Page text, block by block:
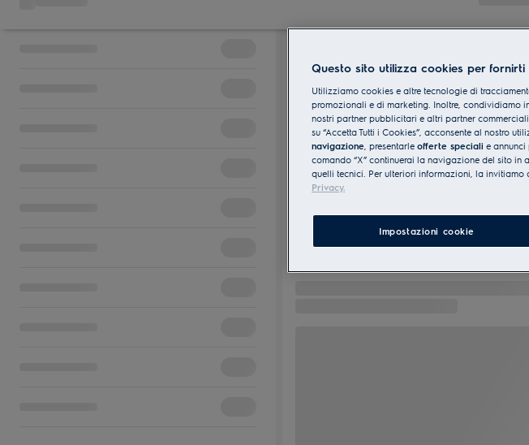
Questo sito utilizza cookies per fornirti
Utilizziamo cookies e altre tecnologie di
promozionali e di marketing. Inoltre, condividiamo
nostri partner pubblicitari e altri partner
su “Accetta Tutti i Cookies”, acconsente al nostro
navigazione, presentarle offerte speciali e annunci
comando “X” continuerai la navigazione del sito
quelli tecnici. Per ulteriori informazioni, la invitiamo
Privacy.
Impostazioni cookie